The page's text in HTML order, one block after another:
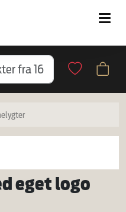
eget logo